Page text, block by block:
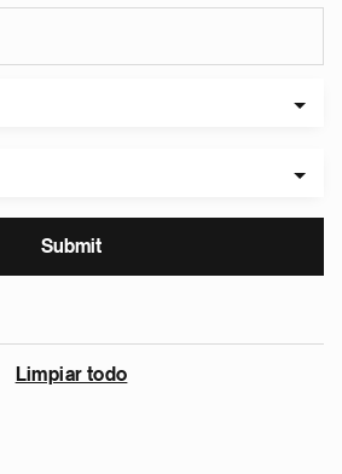
Limpiar todo